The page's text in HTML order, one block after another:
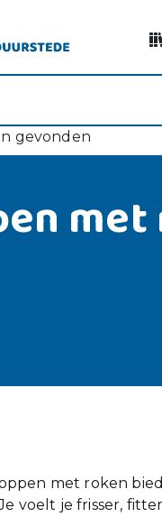
gevonden
met
met roken
voelt je frisser,